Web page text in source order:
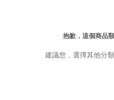
抱歉，這個商品
建議您，選擇其他分